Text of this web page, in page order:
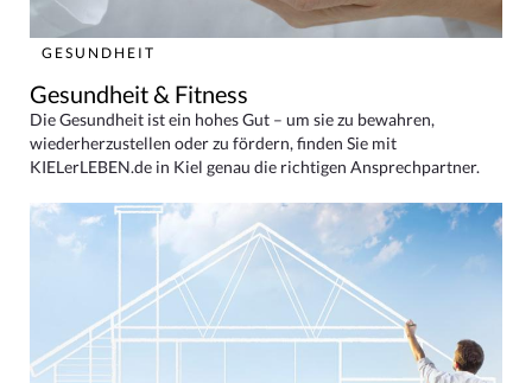
GESUNDHEIT
Gesundheit & Fitness
Die Gesundheit ist ein hohes Gut – um sie zu bewahren,
wiederherzustellen oder zu fördern, finden Sie mit
KIELerLEBEN.de in Kiel genau die richtigen Ansprechpartner.